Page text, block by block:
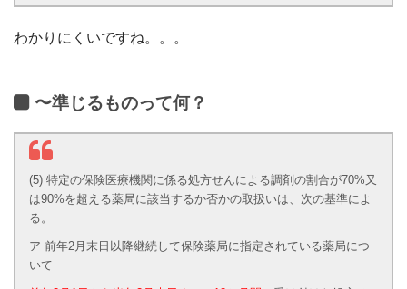
わかりにくいですね。。。
〜準じるものって何？
(5) 特定の保険医療機関に係る処方せんによる調剤の割合が70%又
は90%を超える薬局に該当するか否かの取扱いは、次の基準によ
る。
ア 前年2月末日以降継続して保険薬局に指定されている薬局につ
いて